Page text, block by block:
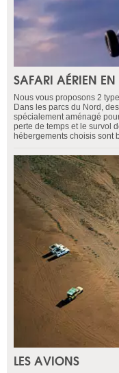
SAFARI AÉRIEN
Nous vous proposons 2
Dans les parcs du Nord,
spécialement aménagé
perte de temps et le survol
hébergements choisis sont
LES AVIONS